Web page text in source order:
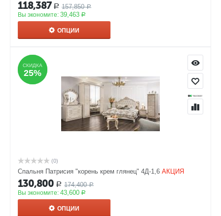
118,387 Р 157,850 Р
Вы экономите: 39,463 Р
ОПЦИИ
СКИДКА
25%
СКИДКА
25%
(0)
Спальня Патрисия "корень крем глянец" 4Д-1,6 АКЦИЯ
130,800 Р 174,400 Р
Вы экономите: 43,600 Р
ОПЦИИ